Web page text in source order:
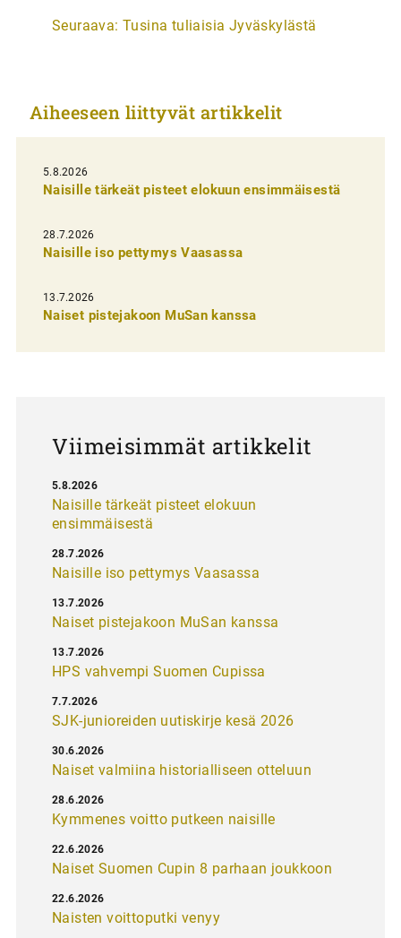
t
k
e
l
i
e
n
e
Seuraava: Tusina tuliaisia Jyväskylästä
Aiheeseen liittyvät artikkelit
5.8.2026
Naisille tärkeät pisteet elokuun ensimmäisestä
28.7.2026
Naisille iso pettymys Vaasassa
13.7.2026
Naiset pistejakoon MuSan kanssa
Viimeisimmät artikkelit
Naisille tärkeät pisteet elokuun
ensimmäisestä
5.8.2026
Naisille iso pettymys Vaasassa
28.7.2026
Naiset pistejakoon MuSan kanssa
13.7.2026
HPS vahvempi Suomen Cupissa
13.7.2026
SJK-junioreiden uutiskirje kesä 2026
7.7.2026
Naiset valmiina historialliseen otteluun
30.6.2026
Kymmenes voitto putkeen naisille
28.6.2026
Naiset Suomen Cupin 8 parhaan joukkoon
22.6.2026
Naisten voittoputki venyy
22.6.2026